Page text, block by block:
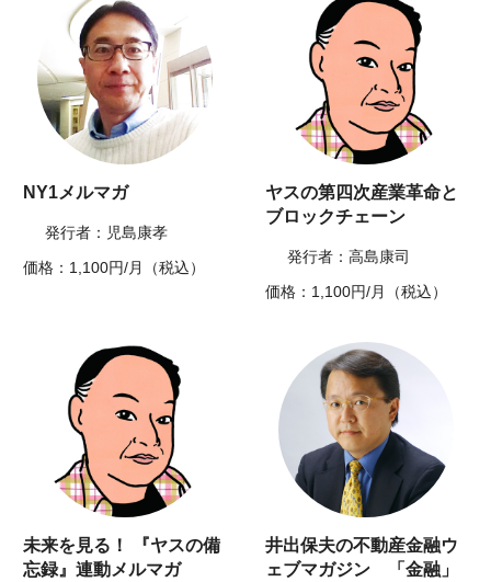
NY1メルマガ
発行者：児島康孝
価格：1,100円/月（税込）
ヤスの第四次産業革命と
ブロックチェーン
発行者：高島康司
価格：1,100円/月（税込）
未来を見る！ 『ヤスの備
忘録』連動メルマガ
井出保夫の不動産金融ウ
ェブマガジン 「金融」